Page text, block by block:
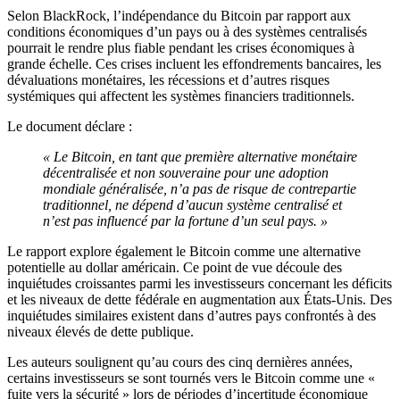
Selon BlackRock, l’indépendance du Bitcoin par rapport aux
conditions économiques d’un pays ou à des systèmes centralisés
pourrait le rendre plus fiable pendant les crises économiques à
grande échelle. Ces crises incluent les effondrements bancaires, les
dévaluations monétaires, les récessions et d’autres risques
systémiques qui affectent les systèmes financiers traditionnels.
Le document déclare :
« Le Bitcoin, en tant que première alternative monétaire
décentralisée et non souveraine pour une adoption
mondiale généralisée, n’a pas de risque de contrepartie
traditionnel, ne dépend d’aucun système centralisé et
n’est pas influencé par la fortune d’un seul pays. »
Le rapport explore également le Bitcoin comme une alternative
potentielle au dollar américain. Ce point de vue découle des
inquiétudes croissantes parmi les investisseurs concernant les déficits
et les niveaux de dette fédérale en augmentation aux États-Unis. Des
inquiétudes similaires existent dans d’autres pays confrontés à des
niveaux élevés de dette publique.
Les auteurs soulignent qu’au cours des cinq dernières années,
certains investisseurs se sont tournés vers le Bitcoin comme une «
fuite vers la sécurité » lors de périodes d’incertitude économique